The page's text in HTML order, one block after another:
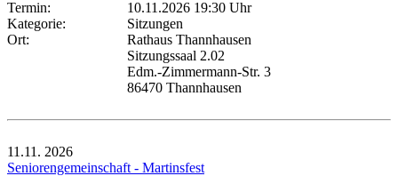
Termin:
10.11.2026 19:30 Uhr
Kategorie:
Sitzungen
Ort:
Rathaus Thannhausen
Sitzungssaal 2.02
Edm.-Zimmermann-Str. 3
86470 Thannhausen
11.11. 2026
Seniorengemeinschaft - Martinsfest